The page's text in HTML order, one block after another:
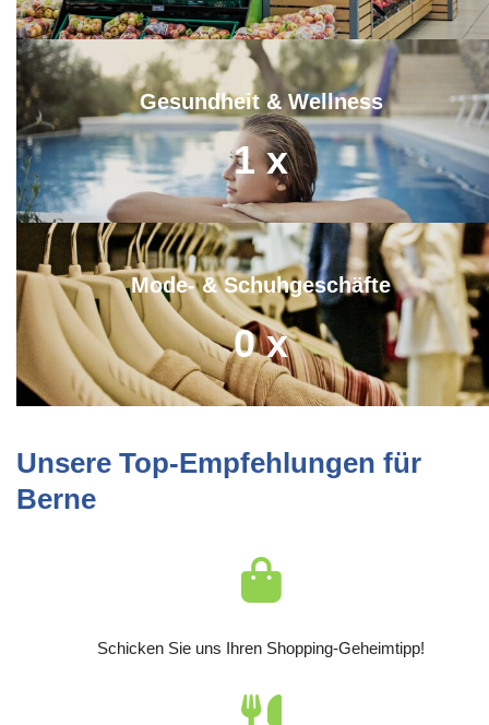
Gesundheit & Wellness
1 x
Mode- & Schuhgeschäfte
0 x
Unsere Top-Empfehlungen für
Berne
Schicken Sie uns Ihren Shopping-Geheimtipp!